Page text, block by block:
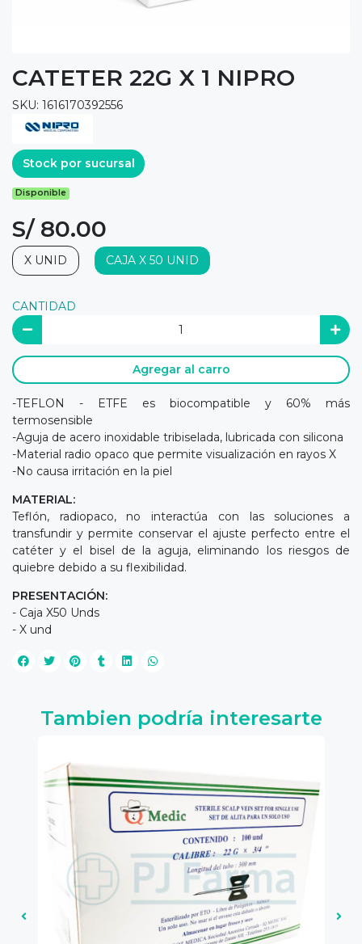
CATETER 22G X 1 NIPRO
SKU: 1616170392556
Stock por sucursal
Disponible
S/ 80.00
X UNID CAJA X 50 UNID
CANTIDAD
Agregar al carro
-TEFLON - ETFE es biocompatible y 60% más
termosensible
-Aguja de acero inoxidable tribiselada, lubricada con silicona
-Material radio opaco que permite visualización en rayos X
-No causa irritación en la piel
MATERIAL:
Teflón, radiopaco, no interactúa con las soluciones a
transfundir y permite conservar el ajuste perfecto entre el
catéter y el bisel de la aguja, eliminando los riesgos de
quiebre debido a su flexibilidad.
PRESENTACIÓN:
- Caja X50 Unds
- X und
Tambien podría interesarte